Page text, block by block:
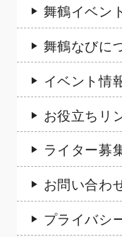
舞鶴イベン
舞鶴なびに
イベント情
お役立ちリ
ライター募
お問い合わ
プライバシ